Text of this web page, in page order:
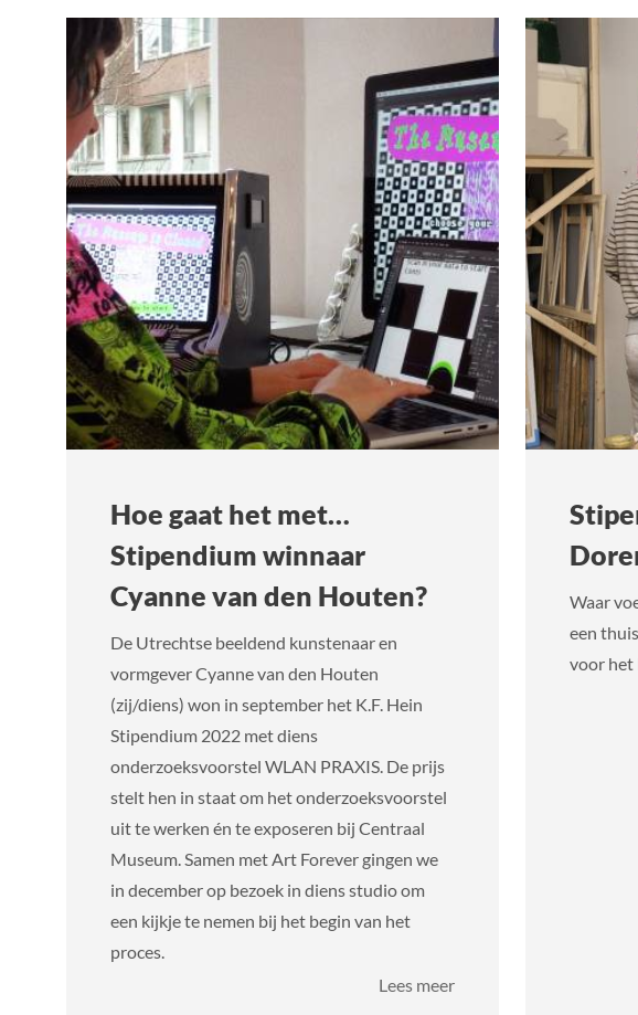
Hoe gaat het met…
Stipendium winnaar
Cyanne van den Houten?
De Utrechtse beeldend kunstenaar en
vormgever Cyanne van den Houten
(zij/diens) won in september het K.F. Hein
Stipendium 2022 met diens
onderzoeksvoorstel WLAN PRAXIS. De prijs
stelt hen in staat om het onderzoeksvoorstel
uit te werken én te exposeren bij Centraal
Museum. Samen met Art Forever gingen we
in december op bezoek in diens studio om
een kijkje te nemen bij het begin van het
proces.
Lees meerover
Waar
een
voor het